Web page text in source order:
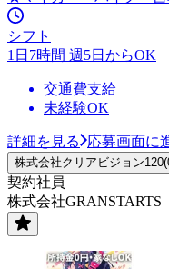
シフト
1日7時間 週5日からOK
交通費支給
未経験OK
詳細を見る 応募画面に
株式会社クリアビジョン
契約社員
株式会社GRANSTARTS